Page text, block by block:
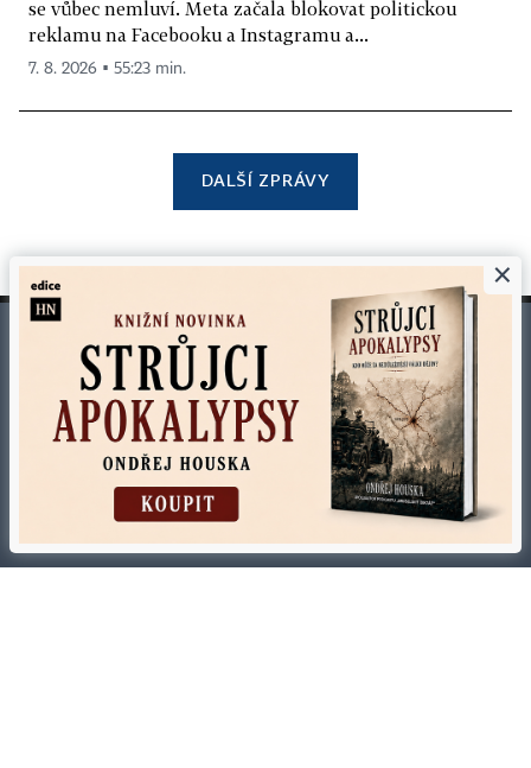
se vůbec nemluví. Meta začala blokovat politickou
reklamu na Facebooku a Instagramu a...
7. 8. 2026 ▪ 55:23 min.
DALŠÍ ZPRÁVY
1996-2026 Economia, a.s.
Hospodářské noviny (print) ISSN 0862-9587
Hospodářské noviny (online) ISSN 2787-950X
Certifikováno Sledujte nás
×